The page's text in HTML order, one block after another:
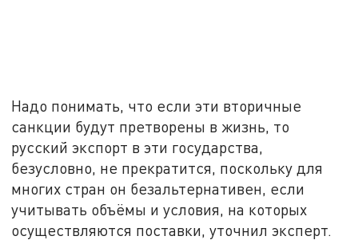
Надо понимать, что если эти вторичные
санкции будут претворены в жизнь, то
русский экспорт в эти государства,
безусловно, не прекратится, поскольку для
многих стран он безальтернативен, если
учитывать объёмы и условия, на которых
осуществляются поставки, уточнил эксперт.